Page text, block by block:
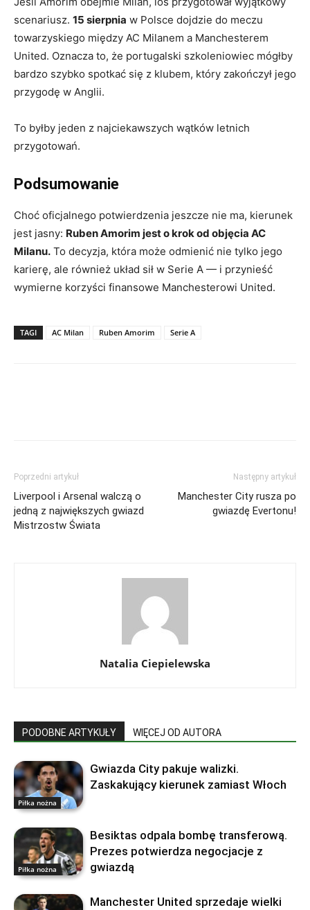
scenariusz. 15 sierpnia w Polsce dojdzie do meczu
towarzyskiego między AC Milanem a Manchesterem
United. Oznacza to, że portugalski szkoleniowiec mógłby
bardzo szybko spotkać się z klubem, który zakończył jego
przygodę w Anglii.
To byłby jeden z najciekawszych wątków letnich
przygotowań.
Podsumowanie
Choć oficjalnego potwierdzenia jeszcze nie ma, kierunek
jest jasny: Ruben Amorim jest o krok od objęcia AC
Milanu. To decyzja, która może odmienić nie tylko jego
karierę, ale również układ sił w Serie A — i przynieść
wymierne korzyści finansowe Manchesterowi United.
TAGI AC Milan Ruben Amorim Serie A
Poprzedni artykuł
Liverpool i Arsenal walczą o
jedną z największych gwiazd
Mistrzostw Świata
Następny artykuł
Manchester City rusza po
gwiazdę Evertonu!
Natalia Ciepielewska
PODOBNE ARTYKUŁY WIĘCEJ OD AUTORA
Piłka nożna
Gwiazda City pakuje walizki.
Zaskakujący kierunek zamiast Włoch
Piłka nożna
Besiktas odpala bombę transferową.
Prezes potwierdza negocjacje z
gwiazdą
Manchester United sprzedaje wielki